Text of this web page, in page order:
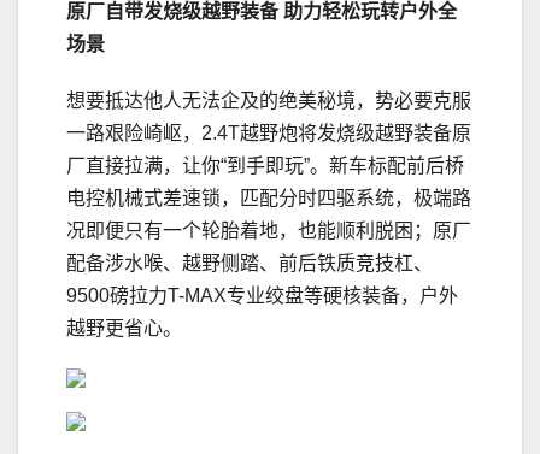
原厂自带发烧级越野装备 助力轻松玩转户外全
场景
想要抵达他人无法企及的绝美秘境，势必要克服
一路艰险崎岖，2.4T越野炮将发烧级越野装备原
厂直接拉满，让你“到手即玩”。新车标配前后桥
电控机械式差速锁，匹配分时四驱系统，极端路
况即便只有一个轮胎着地，也能顺利脱困；原厂
配备涉水喉、越野侧踏、前后铁质竞技杠、
9500磅拉力T-MAX专业绞盘等硬核装备，户外
越野更省心。